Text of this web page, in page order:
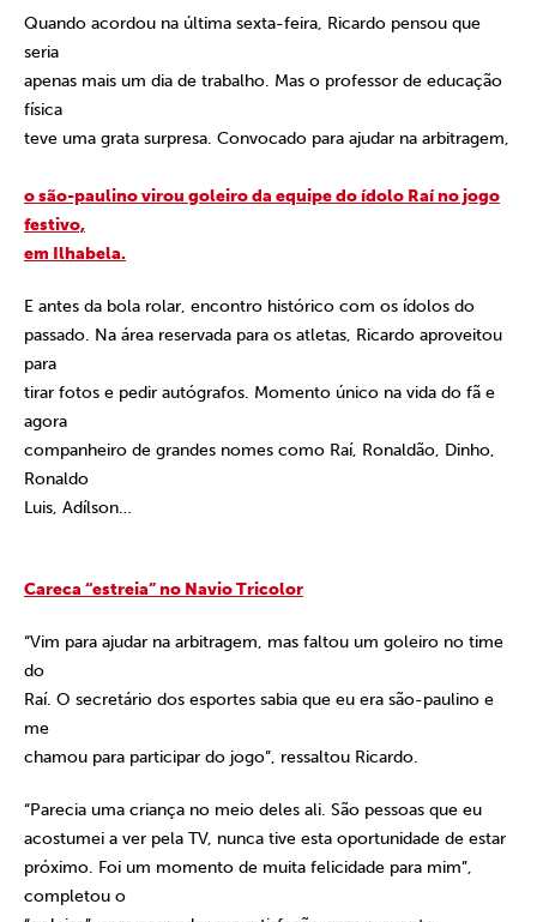
Quando acordou na última sexta-feira, Ricardo pensou que
seria
apenas mais um dia de trabalho. Mas o professor de educação
física
teve uma grata surpresa. Convocado para ajudar na arbitragem,
o são-paulino virou goleiro da equipe do ídolo Raí no jogo
festivo,
em Ilhabela.
E antes da bola rolar, encontro histórico com os ídolos do
passado. Na área reservada para os atletas, Ricardo aproveitou
para
tirar fotos e pedir autógrafos. Momento único na vida do fã e
agora
companheiro de grandes nomes como Raí, Ronaldão, Dinho,
Ronaldo
Luis, Adílson…
Careca “estreia” no Navio Tricolor
“Vim para ajudar na arbitragem, mas faltou um goleiro no time
do
Raí. O secretário dos esportes sabia que eu era são-paulino e
me
chamou para participar do jogo”, ressaltou Ricardo.
“Parecia uma criança no meio deles ali. São pessoas que eu
acostumei a ver pela TV, nunca tive esta oportunidade de estar
próximo. Foi um momento de muita felicidade para mim”,
completou o